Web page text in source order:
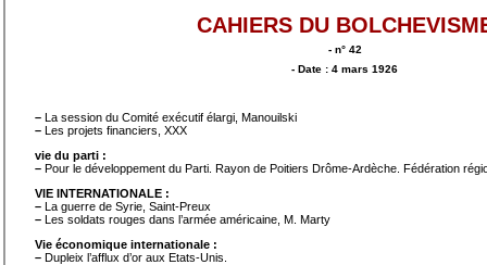
CAHIERS DU
- n° 42
- Date : 4 mars 1926
– La session du Comité exécutif élargi, Manouilski
– Les projets financiers, XXX
vie du parti :
– Pour le développement du Parti. Rayon de Poitiers Drôme-Ardèche. Fédération
VlE INTERNATIONALE :
– La guerre de Syrie, Saint-Preux
– Les soldats rouges dans l’armée américaine, M. Marty
Vie économique internationale :
– Dupleix l’afflux d’or aux Etats-Unis.